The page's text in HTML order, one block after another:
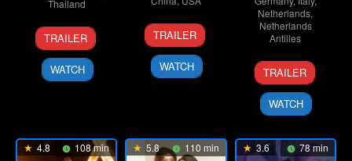
Thailand
10
Mar
2022
Surasak
Pongsorn
TRAILER
WATCH
10
Feb
2022
Oliver
Tummel
TRAILER
WATCH
Netherlands,
Netherlands
Antilles
27
Oct
2022
Fatih
Akin
TRAILER
WATCH
4.8 108 min 5.8 110 min 3.6 78 min